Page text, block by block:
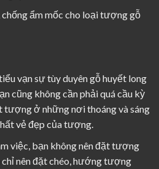
ẩm mốc cho loạitượng gỗ
vạn sự tùy duyên gỗ huyết long
cũng không cần phải quá cầu kỳ
tượng ở những nơi thoáng và sáng
vẻ đẹp của tượng.
việc, bạn không nên đặt tượng
nên đặt chéo, hướng tượng